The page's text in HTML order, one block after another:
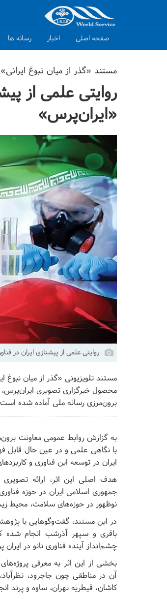
صفحه اصلی اخبار رسانه ها
مستند «گذر از میان نبوغ
روایتی علمی از
«ایران‌پرس»
روایتی علمی از پیشتازی ایران در
مستند تلویزیونی «گذر از میان نبوغ
محصول خبرگزاری تصویری
برون‌مرزی رسانه ملی آماده شده
با نگاهی علمی و در عین حال قابل
ایران در توسعه این فناوری و
هدف اصلی این اثر، ارائه
جمهوری اسلامی ایران در حوزه
نوظهور در حوزه‌های سلامت،
در این مستند، گفت‌وگوهایی با
باقری و سپهر آذرشب انجام شده
چشم‌انداز آینده فناوری نانو در
بخشی از این اثر به معرفی
آن در مناطقی چون جاجرود،
کاشان، قیطریه تهران، ساوه و پرند